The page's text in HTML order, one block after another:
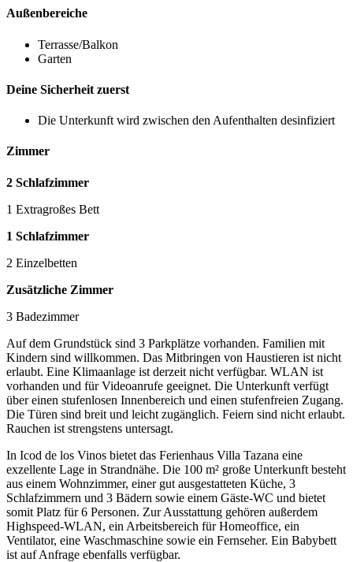
Außenbereiche
Terrasse/Balkon
Garten
Deine Sicherheit zuerst
Die Unterkunft wird zwischen den Aufenthalten desinfiziert
Zimmer
2 Schlafzimmer
1 Extragroßes Bett
1 Schlafzimmer
2 Einzelbetten
Zusätzliche Zimmer
3 Badezimmer
Auf dem Grundstück sind 3 Parkplätze vorhanden. Familien mit
Kindern sind willkommen. Das Mitbringen von Haustieren ist nicht
erlaubt. Eine Klimaanlage ist derzeit nicht verfügbar. WLAN ist
vorhanden und für Videoanrufe geeignet. Die Unterkunft verfügt
über einen stufenlosen Innenbereich und einen stufenfreien Zugang.
Die Türen sind breit und leicht zugänglich. Feiern sind nicht erlaubt.
Rauchen ist strengstens untersagt.
In Icod de los Vinos bietet das Ferienhaus Villa Tazana eine
exzellente Lage in Strandnähe. Die 100 m² große Unterkunft besteht
aus einem Wohnzimmer, einer gut ausgestatteten Küche, 3
Schlafzimmern und 3 Bädern sowie einem Gäste-WC und bietet
somit Platz für 6 Personen. Zur Ausstattung gehören außerdem
Highspeed-WLAN, ein Arbeitsbereich für Homeoffice, ein
Ventilator, eine Waschmaschine sowie ein Fernseher. Ein Babybett
ist auf Anfrage ebenfalls verfügbar.